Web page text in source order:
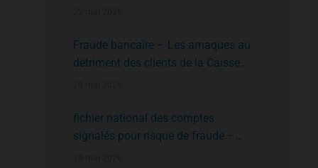
Fraude bancaire – Les arnaques au
détriment des clients de la Caisse
fichier national des comptes
signalés pour risque de fraude –